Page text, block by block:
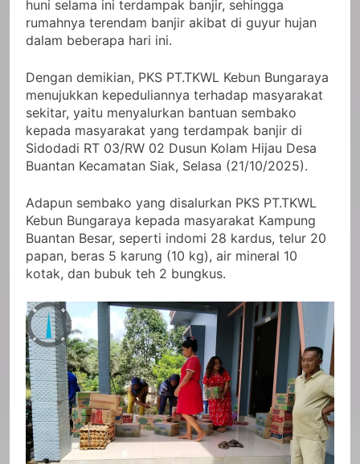
huni selama ini terdampak banjir, sehingga
rumahnya terendam banjir akibat di guyur hujan
dalam beberapa hari ini.
Dengan demikian, PKS PT.TKWL Kebun Bungaraya
menujukkan kepeduliannya terhadap masyarakat
sekitar, yaitu menyalurkan bantuan sembako
kepada masyarakat yang terdampak banjir di
Sidodadi RT 03/RW 02 Dusun Kolam Hijau Desa
Buantan Kecamatan Siak, Selasa (21/10/2025).
Adapun sembako yang disalurkan PKS PT.TKWL
Kebun Bungaraya kepada masyarakat Kampung
Buantan Besar, seperti indomi 28 kardus, telur 20
papan, beras 5 karung (10 kg), air mineral 10
kotak, dan bubuk teh 2 bungkus.